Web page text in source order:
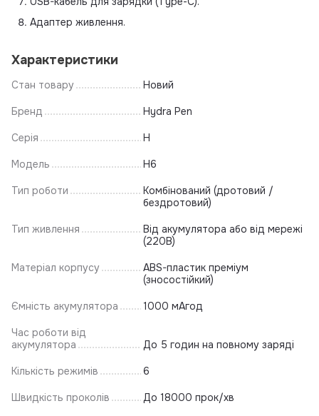
Адаптер живлення.
Характеристики
Стан товару Новий
Бренд Hydra Pen
Серія H
Модель H6
Тип роботи
Комбінований (дротовий /
бездротовий)
Тип живлення
Від акумулятора або від мережі
(220В)
Матеріал корпусу
ABS-пластик преміум
(зносостійкий)
Ємність акумулятора 1000 мАгод
Час роботи від
акумулятора
До 5 годин на повному заряді
Кількість режимів 6
Швидкість проколів До 18000 прок/хв